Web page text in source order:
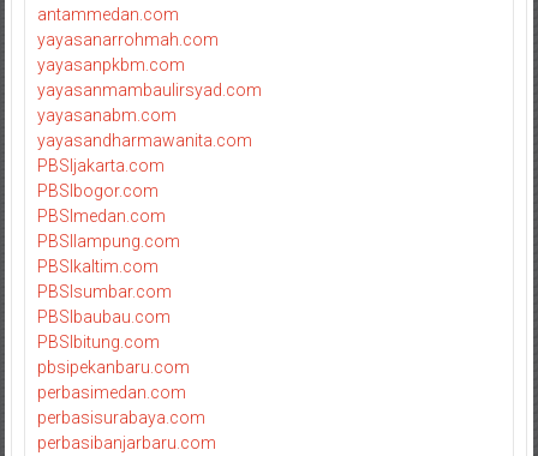
antammedan.com
yayasanarrohmah.com
yayasanpkbm.com
yayasanmambaulirsyad.com
yayasanabm.com
yayasandharmawanita.com
PBSIjakarta.com
PBSIbogor.com
PBSImedan.com
PBSIlampung.com
PBSIkaltim.com
PBSIsumbar.com
PBSIbaubau.com
PBSIbitung.com
pbsipekanbaru.com
perbasimedan.com
perbasisurabaya.com
perbasibanjarbaru.com